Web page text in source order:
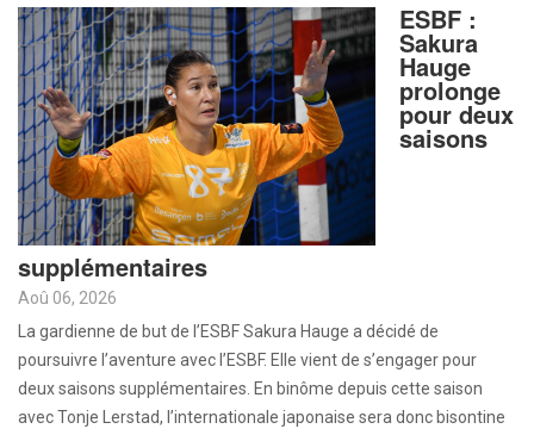
ESBF :
Sakura
Hauge
prolonge
pour deux
saisons
supplémentaires
Aoû 06, 2026
La gardienne de but de l’ESBF Sakura Hauge a décidé de
poursuivre l’aventure avec l’ESBF. Elle vient de s’engager pour
deux saisons supplémentaires. En binôme depuis cette saison
avec Tonje Lerstad, l’internationale japonaise sera donc bisontine